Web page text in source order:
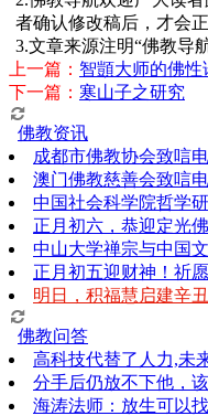
者确认修改稿后，才会
3.文章来源注明“佛教导
上一篇： 智顗大师的佛性
下一篇： 寒山子之研究
佛教资讯
成都市佛教协会致唁
澳门佛教慈善会致唁
中国社会科学院哲学
正月初六，恭迎定光
中山大学禅宗与中国
正月初五迎财神！祈
明日，积福慧启建辛
佛教问答
高科技代替了人力,未
分手后仍放不下他，
海涛法师：放生可以